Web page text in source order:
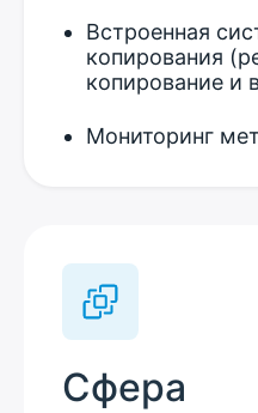
Встроенная
копирования
копирование и
Мониторинг
Сфера